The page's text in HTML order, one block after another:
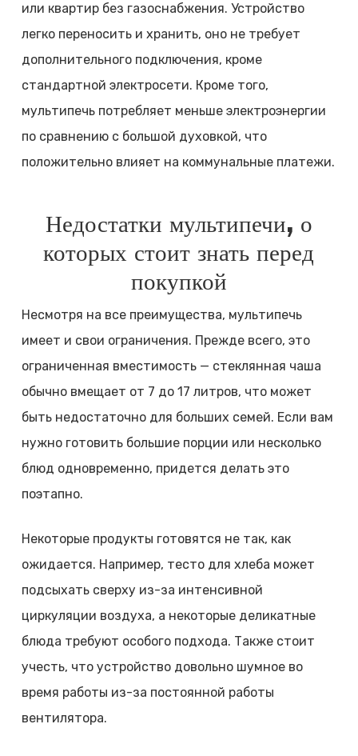
или квартир без газоснабжения. Устройство
легко переносить и хранить, оно не требует
дополнительного подключения, кроме
стандартной электросети. Кроме того,
мультипечь потребляет меньше электроэнергии
по сравнению с большой духовкой, что
положительно влияет на коммунальные платежи.
Недостатки мультипечи, о
которых стоит знать перед
покупкой
Несмотря на все преимущества, мультипечь
имеет и свои ограничения. Прежде всего, это
ограниченная вместимость — стеклянная чаша
обычно вмещает от 7 до 17 литров, что может
быть недостаточно для больших семей. Если вам
нужно готовить большие порции или несколько
блюд одновременно, придется делать это
поэтапно.
Некоторые продукты готовятся не так, как
ожидается. Например, тесто для хлеба может
подсыхать сверху из-за интенсивной
циркуляции воздуха, а некоторые деликатные
блюда требуют особого подхода. Также стоит
учесть, что устройство довольно шумное во
время работы из-за постоянной работы
вентилятора.